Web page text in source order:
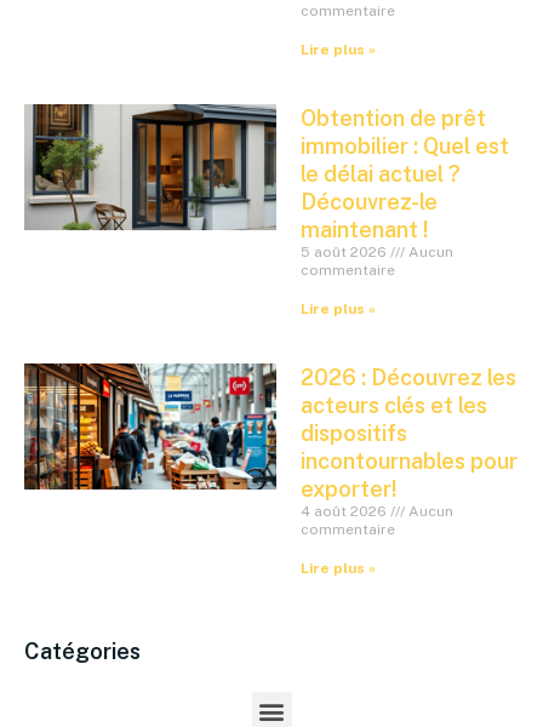
commentaire
Lire plus »
Obtention de prêt
immobilier : Quel est
le délai actuel ?
Découvrez-le
maintenant !
5 août 2026
Aucun
commentaire
Lire plus »
2026 : Découvrez les
acteurs clés et les
dispositifs
incontournables pour
exporter!
4 août 2026
Aucun
commentaire
Lire plus »
Catégories